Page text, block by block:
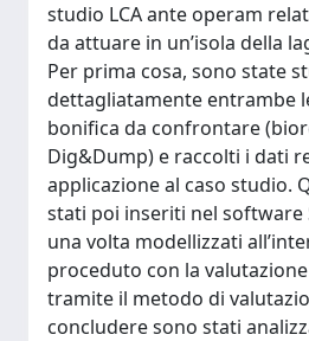
studio LCA ante operam
da attuare in un’isola della
Per prima cosa, sono state
dettagliatamente entrambe
bonifica da confrontare
Dig&Dump) e raccolti i dati
applicazione al caso studio.
stati poi inseriti nel software
una volta modellizzati
proceduto con la
tramite il metodo di
concludere sono stati